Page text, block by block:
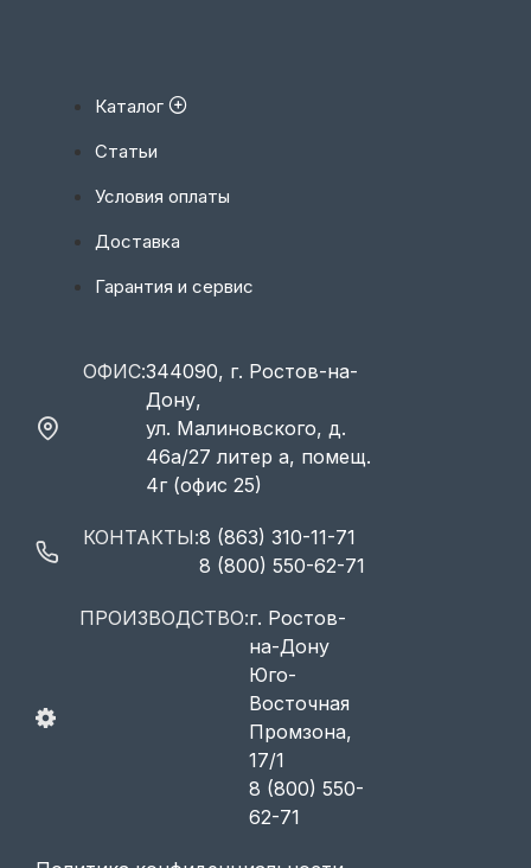
Каталог
Статьи
Условия оплаты
Доставка
Гарантия и сервис
ОФИС:344090, г. Ростов-на-
Дону,
ул. Малиновского, д.
46а/27 литер а, помещ.
4г (офис 25)
КОНТАКТЫ:8 (863) 310-11-71
8 (800) 550-62-71
ПРОИЗВОДСТВО:г. Ростов-
на-Дону
Юго-
Восточная
Промзона,
17/1
8 (800) 550-
62-71